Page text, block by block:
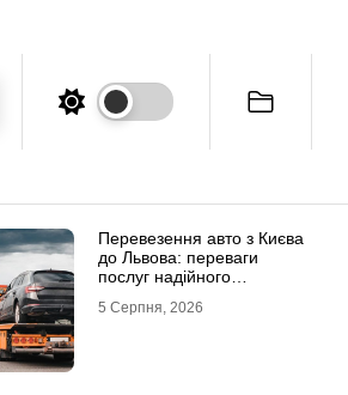
Перевезення авто з Києва
до Львова: переваги
послуг надійного
5 Серпня, 2026